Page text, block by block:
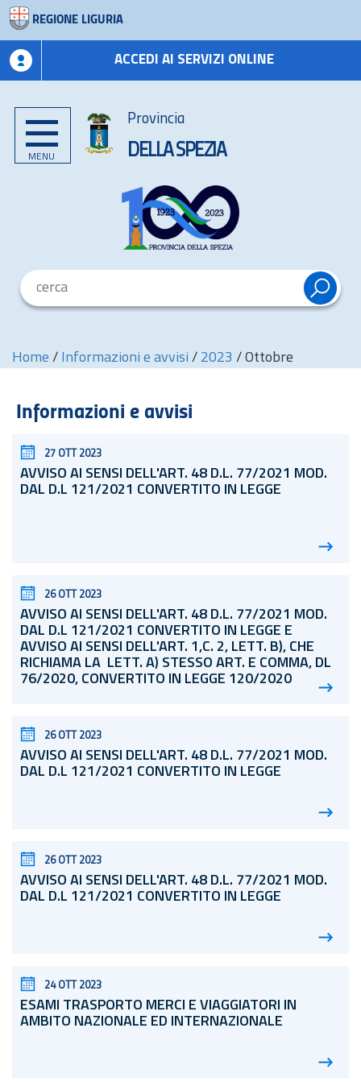
REGIONE LIGURIA
ACCEDI AI SERVIZI ONLINE
MENU
Provincia
DELLA SPEZIA
Home / Informazioni e avvisi / 2023 / Ottobre
Informazioni e avvisi
27 OTT 2023
AVVISO AI SENSI DELL'ART. 48 D.L. 77/2021 MOD.
DAL D.L 121/2021 CONVERTITO IN LEGGE
26 OTT 2023
AVVISO AI SENSI DELL'ART. 48 D.L. 77/2021 MOD.
DAL D.L 121/2021 CONVERTITO IN LEGGE E
AVVISO AI SENSI DELL'ART. 1,C. 2, LETT. B), CHE
RICHIAMA LA LETT. A) STESSO ART. E COMMA, DL
76/2020, CONVERTITO IN LEGGE 120/2020
26 OTT 2023
AVVISO AI SENSI DELL'ART. 48 D.L. 77/2021 MOD.
DAL D.L 121/2021 CONVERTITO IN LEGGE
26 OTT 2023
AVVISO AI SENSI DELL'ART. 48 D.L. 77/2021 MOD.
DAL D.L 121/2021 CONVERTITO IN LEGGE
24 OTT 2023
ESAMI TRASPORTO MERCI E VIAGGIATORI IN
AMBITO NAZIONALE ED INTERNAZIONALE